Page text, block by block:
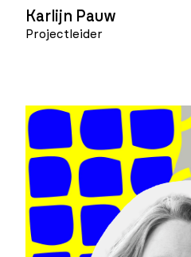
Karlijn Pauw
Projectleider